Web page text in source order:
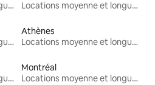
Locations moyenne et longue durée
Locations moyenne et longue durée
Locations moyenne et longue durée
Athènes
Locations moyenne et longue durée
Locations moyenne et longue durée
Montréal
Locations moyenne et longue durée